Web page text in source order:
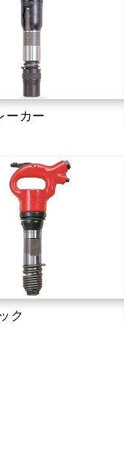
ーカー
ク